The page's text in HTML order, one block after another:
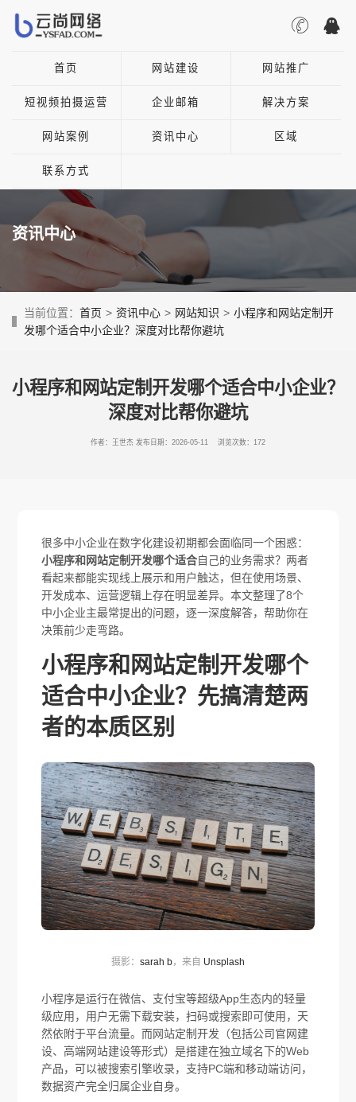
首页 网站建设 网站推广
短视频拍摄运营 企业邮箱 解决方案
网站案例 资讯中心 区域
联系方式
资讯中心
当前位置： 首页 > 资讯中心 > 网站知识 > 小程序和网站定制开
发哪个适合中小企业？深度对比帮你避坑
小程序和网站定制开发哪个适合中小企业？
深度对比帮你避坑
作者：王世杰 发布日期：2026-05-11 浏览次数：172
很多中小企业在数字化建设初期都会面临同一个困惑：
小程序和网站定制开发哪个适合自己的业务需求？两者
看起来都能实现线上展示和用户触达，但在使用场景、
开发成本、运营逻辑上存在明显差异。本文整理了8个
中小企业主最常提出的问题，逐一深度解答，帮助你在
决策前少走弯路。
小程序和网站定制开发哪个
适合中小企业？先搞清楚两
者的本质区别
摄影： sarah b，来自 Unsplash
小程序是运行在微信、支付宝等超级App生态内的轻量
级应用，用户无需下载安装，扫码或搜索即可使用，天
然依附于平台流量。而网站定制开发（包括公司官网建
设、高端网站建设等形式）是搭建在独立域名下的Web
产品，可以被搜索引擎收录，支持PC端和移动端访问，
数据资产完全归属企业自身。